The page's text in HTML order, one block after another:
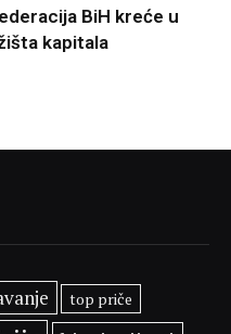
BiH kreće u
kapitala
top priče